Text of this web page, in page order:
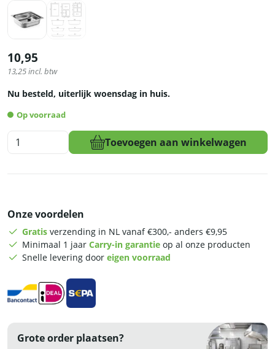
10,95
13,25incl. btw
Nu besteld, uiterlijk woensdag in huis.
Op voorraad
HCB
Gastronorm
100
mm
RVS
Toevoegen aan winkelwagen
Onze voordelen
Gratis verzending in NL vanaf €300,- anders €9,95
Minimaal 1 jaar Carry-in garantie op al onze producten
Snelle levering door eigen voorraad
Grote order plaatsen?